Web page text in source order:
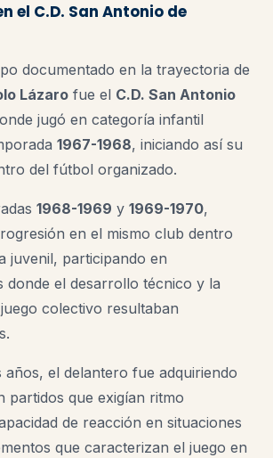
el C.D. San Antonio de
documentado en la trayectoria de
Lázaro fue el C.D. San Antonio
jugó en categoría infantil
1967-1968, iniciando así su
del fútbol organizado.
1968-1969 y 1969-1970,
en el mismo club dentro
juvenil, participando en
donde el desarrollo técnico y la
colectivo resultaban
años, el delantero fue adquiriendo
partidos que exigían ritmo
de reacción en situaciones
que caracterizan el juego en